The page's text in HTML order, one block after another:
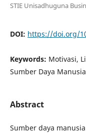
STIE Unisadhuguna
DOI: https://doi.org/
Keywords: Motivasi,
Sumber Daya Manusia
Abstract
Sumber daya